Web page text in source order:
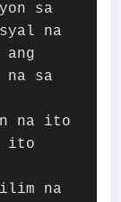
sa
na
na sa
na ito
ito
na